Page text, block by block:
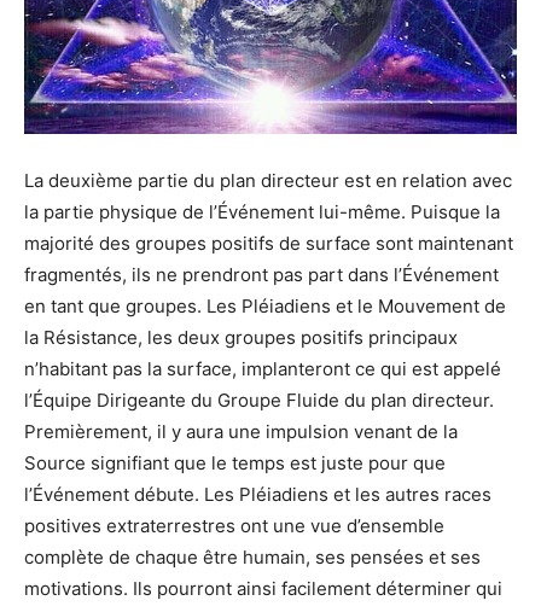
La deuxième partie du plan directeur est en relation avec
la partie physique de l’Événement lui-même. Puisque la
majorité des groupes positifs de surface sont maintenant
fragmentés, ils ne prendront pas part dans l’Événement
en tant que groupes. Les Pléiadiens et le Mouvement de
la Résistance, les deux groupes positifs principaux
n’habitant pas la surface, implanteront ce qui est appelé
l’Équipe Dirigeante du Groupe Fluide du plan directeur.
Premièrement, il y aura une impulsion venant de la
Source signifiant que le temps est juste pour que
l’Événement débute. Les Pléiadiens et les autres races
positives extraterrestres ont une vue d’ensemble
complète de chaque être humain, ses pensées et ses
motivations. Ils pourront ainsi facilement déterminer qui